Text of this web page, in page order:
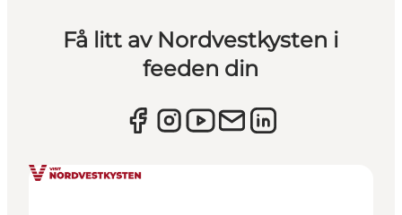
Få litt av Nordvestkysten i
feeden din